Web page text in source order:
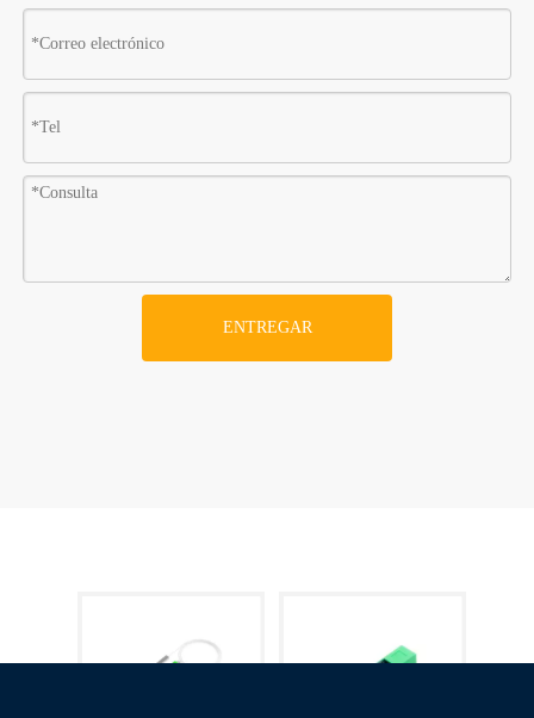
ENTREGAR